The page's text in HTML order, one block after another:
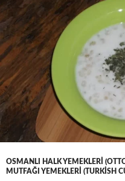
OSMANLI HALK YEMEKLERI
MUTFAĞI YEMEKLERI (TURKISH